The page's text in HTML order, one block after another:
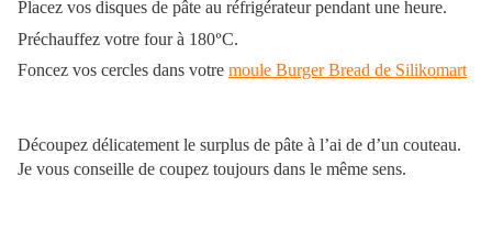
Placez vos disques de pâte au réfrigérateur pendant une heure.
Préchauffez votre four à 180°C.
Foncez vos cercles dans votre moule Burger Bread de Silikomart
Découpez délicatement le surplus de pâte à l’ai de d’un couteau.
Je vous conseille de coupez toujours dans le même sens.